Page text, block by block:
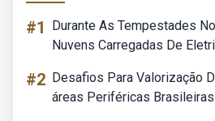
#1
Durante As Tempestades
Nuvens Carregadas De
#2 Desafios Para Valorização
áreas Periféricas Brasileiras